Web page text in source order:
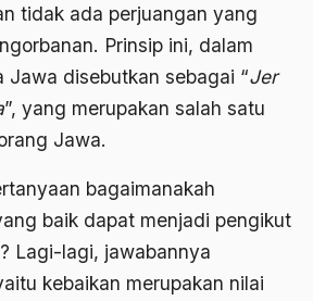
tidak ada perjuangan yang
Prinsip ini, dalam
Jawa disebutkan sebagai “Jer
”, yang merupakan salah satu
Jawa.
bagaimanakah
baik dapat menjadi pengikut
Lagi-lagi, jawabannya
kebaikan merupakan nilai
al-Farahidi